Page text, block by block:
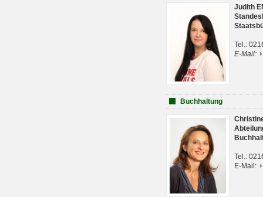
Judith
Tel.:
E-Mail:
Buchhaltung
Tel.:
E-Mail: